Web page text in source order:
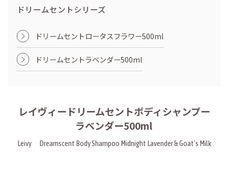
ドリームセントシリーズ
ドリームセントロータスフラワー500ml
ドリームセントラベンダー500ml
レイヴィードリームセントボディシャンプー
ラベンダー500ml
Leivy Dreamscent Body Shampoo Midnight Lavender & Goat's Milk